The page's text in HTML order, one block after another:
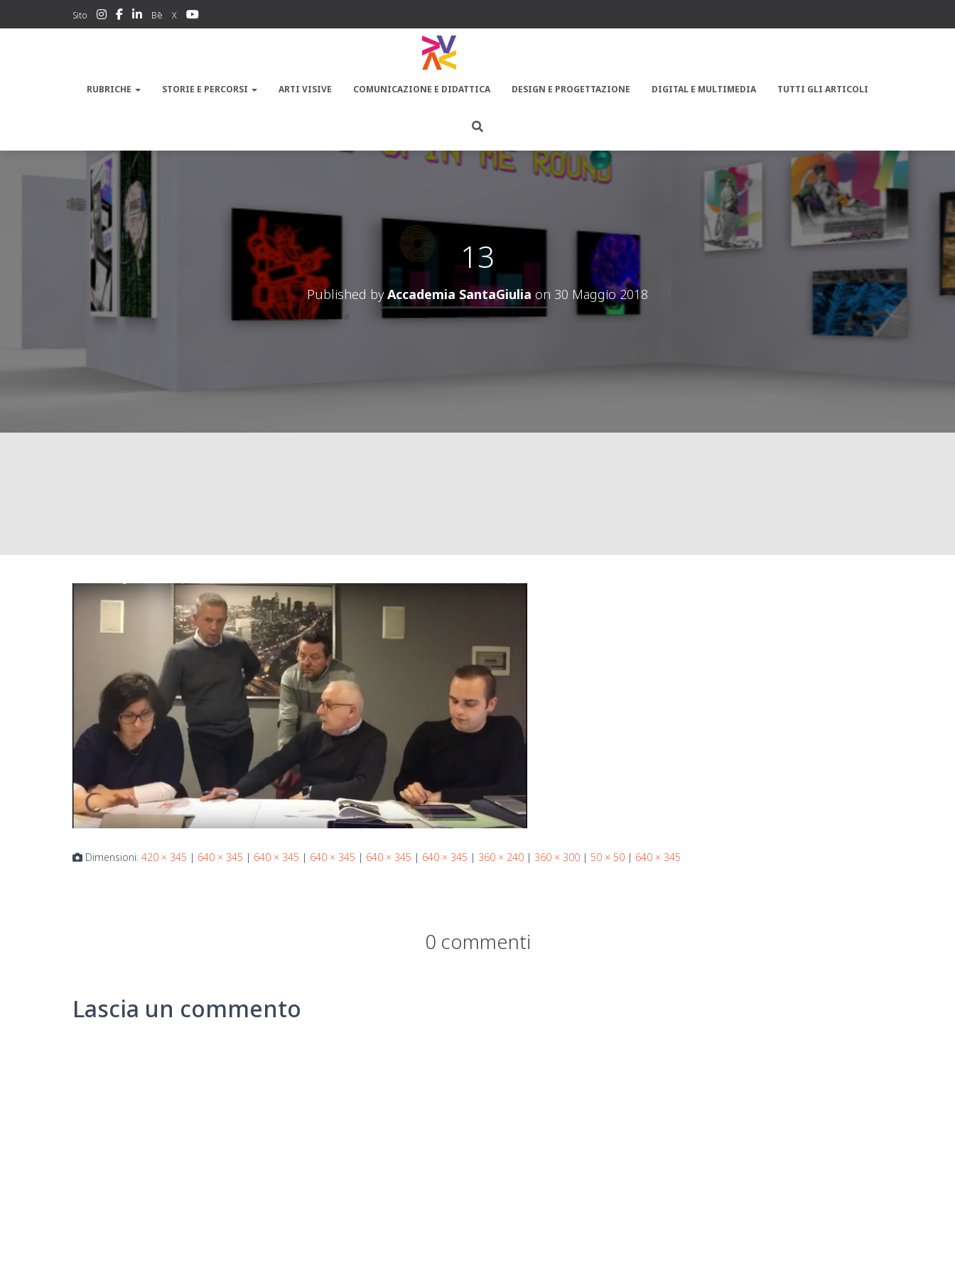
Sito Bē X
RUBRICHE STORIE E PERCORSI ARTI VISIVE COMUNICAZIONE E DIDATTICA DESIGN E PROGETTAZIONE DIGITAL E MULTIMEDIA TUTTI GLI ARTICOLI
13
Published byAccademia SantaGiulia on 30 Maggio 2018
Dimensioni: 420 × 345 | 640 × 345 | 640 × 345 | 640 × 345 | 640 × 345 | 640 × 345 | 360 × 240 | 360 × 300 | 50 × 50 | 640 × 345
0 commenti
Lascia un commento